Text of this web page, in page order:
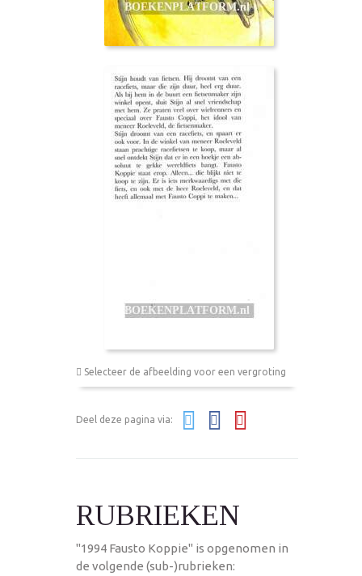
Selecteer de afbeelding voor een vergroting
Deel deze pagina via:
RUBRIEKEN
"1994 Fausto Koppie" is opgenomen in
de volgende (sub-)rubrieken: